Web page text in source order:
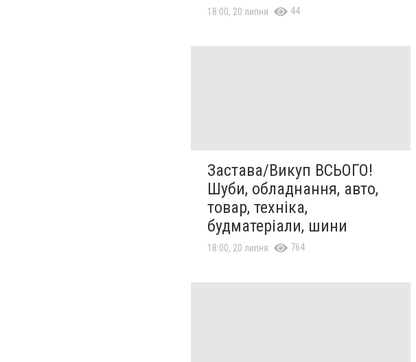
18:00, 20 липня 44
Застава/Викуп ВСЬОГО!
Шуби, обладнання, авто,
товар, техніка,
будматеріали, шини
18:00, 20 липня 764